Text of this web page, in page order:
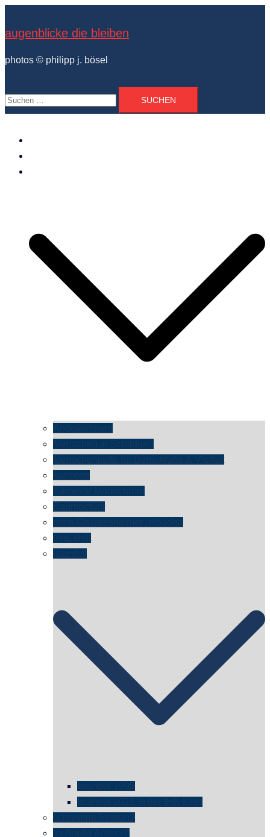
springen
augenblicke die bleiben
photos © philipp j. bösel
Suchen
nach:
Angekommen
Menschen in Schildgen
Menschenkette für Demokratie & Vielfalt
konzerte
Karneval Monochrom
Baumgefühl
mein Chargesheimer reloaded
time shift
Istanbul
istanbul 1995
Istanbul 2015 in der IHK Köln
schwimmt Neptun?
„schnelle Antwort“